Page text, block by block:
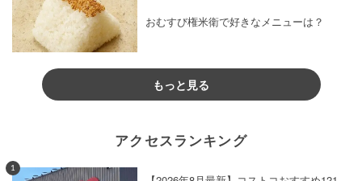
おむすび権米衛で好きなメニューは？
もっと見る
アクセスランキング
1